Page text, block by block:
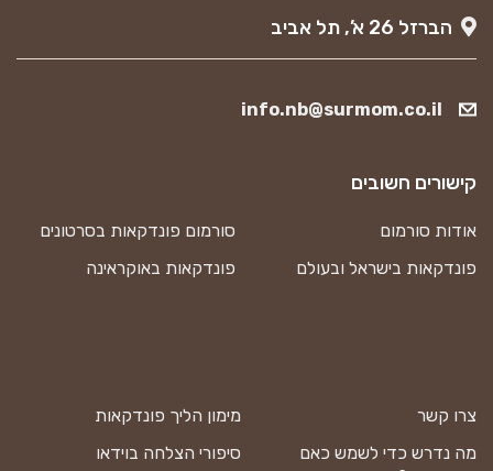
הברזל 26 א’, תל אביב
info.nb@surmom.co.il
צרו קשר
מה נדרש כדי לשמש כאם
מימון הליך פונדקאות
סיפורי הצלחה בוידאו
קישורים חשובים
אודות סורמום
סורמום פונדקאות בסרטונים
פונדקאות בישראל ובעולם
פונדקאות באוקראינה